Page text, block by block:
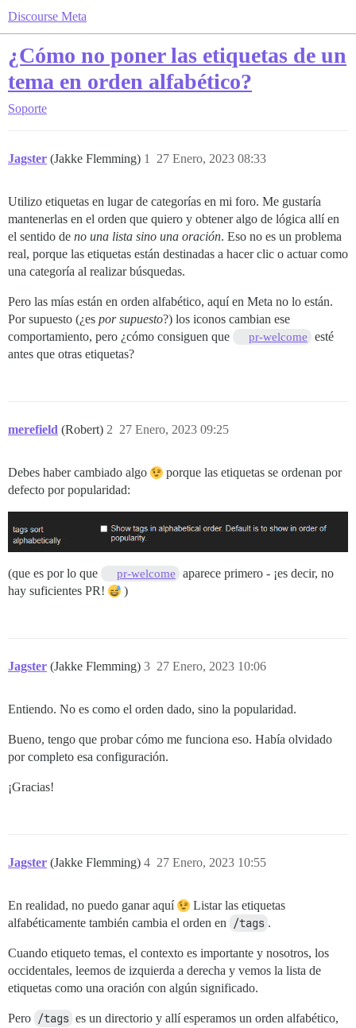
Discourse Meta
¿Cómo no poner las etiquetas de un
tema en orden alfabético?
Soporte
Jagster (Jakke Flemming) 27 Enero, 2023 08:33
1
Utilizo etiquetas en lugar de categorías en mi foro. Me gustaría
mantenerlas en el orden que quiero y obtener algo de lógica allí en
el sentido de no una lista sino una oración. Eso no es un problema
real, porque las etiquetas están destinadas a hacer clic o actuar como
una categoría al realizar búsquedas.
Pero las mías están en orden alfabético, aquí en Meta no lo están.
Por supuesto (¿es por supuesto?) los iconos cambian ese
comportamiento, pero ¿cómo consiguen que
pr-welcome
esté
antes que otras etiquetas?
merefield (Robert) 27 Enero, 2023 09:25
2
Debes haber cambiado algo
porque las etiquetas se ordenan por
defecto por popularidad:
(que es por lo que pr-welcome
aparece primero - ¡es decir, no
hay suficientes PR!
)
Jagster (Jakke Flemming) 27 Enero, 2023 10:06
3
Entiendo. No es como el orden dado, sino la popularidad.
Bueno, tengo que probar cómo me funciona eso. Había olvidado
por completo esa configuración.
¡Gracias!
Jagster (Jakke Flemming) 27 Enero, 2023 10:55
4
En realidad, no puedo ganar aquí
Listar las etiquetas
alfabéticamente también cambia el orden en
/tags .
Cuando etiqueto temas, el contexto es importante y nosotros, los
occidentales, leemos de izquierda a derecha y vemos la lista de
etiquetas como una oración con algún significado.
Pero /tags es un directorio y allí esperamos un orden alfabético,